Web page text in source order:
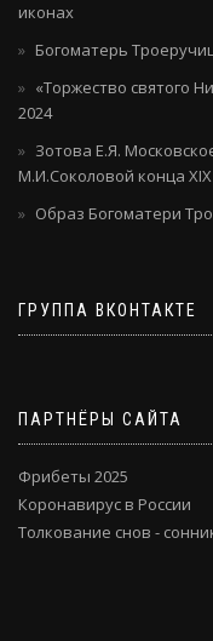
иконах
Богоматерь
«Торжество святого
2024
Зотова Е.Я.
М.И.Соколовой конца
Образ Богоматери
ГРУППА ВКОНТАКТЕ
ПАРТНЁРЫ САЙТА
Фрибеты 2025
Коронавирус в России
Толкование снов -